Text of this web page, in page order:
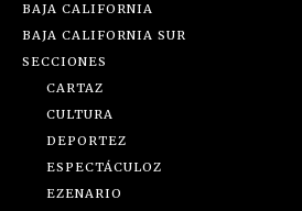
BAJA CALIFORNIA
BAJA CALIFORNIA SUR
SECCIONES
CARTAZ
CULTURA
DEPORTEZ
ESPECTÁCULOZ
EZENARIO